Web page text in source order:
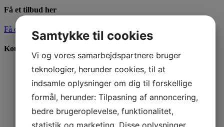
Få et tilbud her
Få et tilbud her
Kontakt os
Navn*
E-mail*
Telefon
Samtykke til cookies
Vi og vores samarbejdspartnere bruger
teknologier, herunder cookies, til at
indsamle oplysninger om dig til forskellige
formål, herunder: Tilpasning af annoncering,
bedre brugeroplevelse, funktionalitet,
statistik og marketing. Disse oplysninger